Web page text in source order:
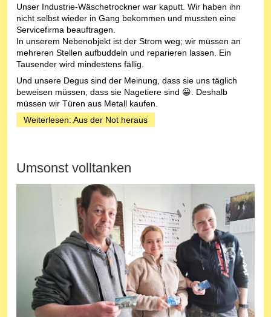
Unser Industrie-Wäschetrockner war kaputt. Wir haben ihn
nicht selbst wieder in Gang bekommen und mussten eine
Servicefirma beauftragen.
In unserem Nebenobjekt ist der Strom weg; wir müssen an
mehreren Stellen aufbuddeln und reparieren lassen. Ein
Tausender wird mindestens fällig.
Und unsere Degus sind der Meinung, dass sie uns täglich
beweisen müssen, dass sie Nagetiere sind 😀. Deshalb
müssen wir Türen aus Metall kaufen.
Weiterlesen: Aus der Not heraus
Umsonst volltanken